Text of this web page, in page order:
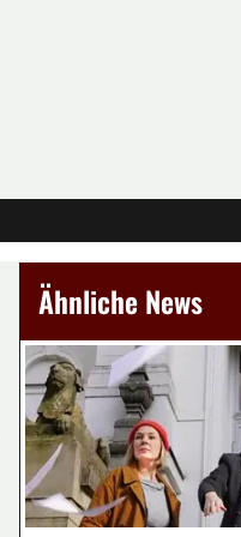
Ähnliche News